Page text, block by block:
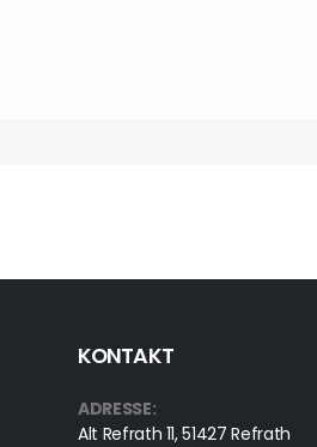
KONTAKT
ADRESSE:
Alt Refrath 11, 51427 Refrath